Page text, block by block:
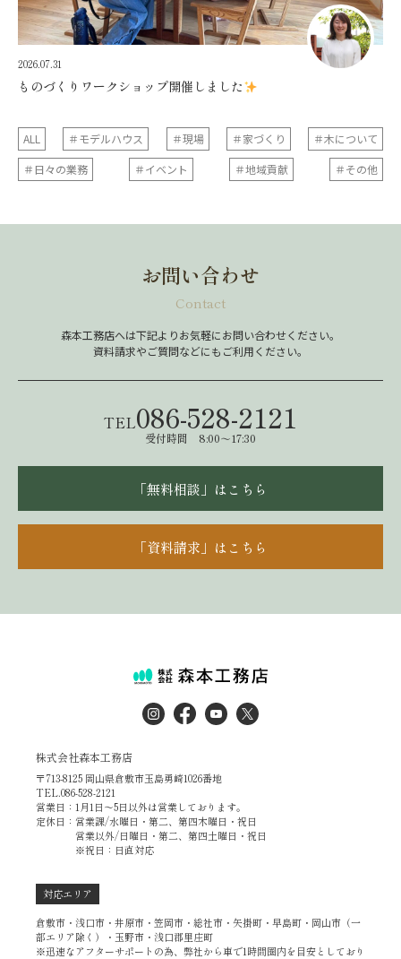
2026.07.31
ものづくりワークショップ開催しました
ALL ＃モデルハウス ＃現場 ＃家づくり
＃木について
＃日々の業務
＃イベント ＃地域貢献 ＃その他
お問い合わせ
Contact
森本工務店へは下記よりお気軽にお問い合わせください。
資料請求やご質問などにもご利用ください。
TEL086-528-2121
受付時間 8:00～17:30
「無料相談」はこちら
「資料請求」はこちら
株式会社森本工務店
〒713-8125 岡山県倉敷市玉島勇崎1026番地
TEL.086-528-2121
営業日：1月1日～5日以外は営業しております。
定休日：営業課/水曜日・第二、第四木曜日・祝日
営業以外/日曜日・第二、第四土曜日・祝日
※祝日：日直対応
対応エリア
倉敷市・浅口市・井原市・笠岡市・総社市・矢掛町・早島町・岡山市（一
部エリア除く）・玉野市・浅口郡里庄町
※迅速なアフターサポートの為、弊社から車で1時間圏内を目安としており